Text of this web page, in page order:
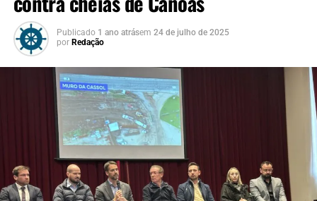
quem pode de fato
colaborar com soluções
para apoiar a população
atingida pela enchente”,
afirmou Roseli.
A secretária Ana Boll ressaltou que a participação
popular é fundamental para a construção de políticas
públicas mais eficazes:
Publicado 1 ano atrásem 24 de julho de 2025
por Redação